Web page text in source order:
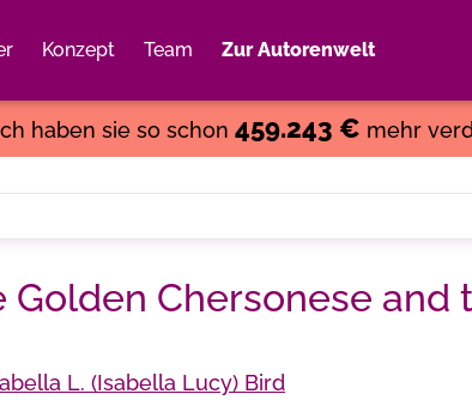
Konzept Team Zur Autorenwelt
haben sie so schon 459.243 € mehr
Golden Chersonese and
L. (Isabella Lucy) Bird